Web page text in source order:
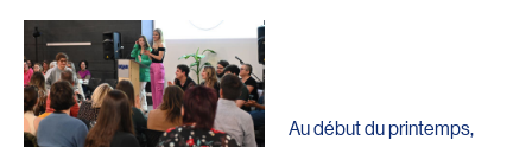
Au début du printemps,